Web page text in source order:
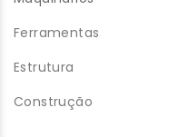
Ferramentas
Estrutura
Construção